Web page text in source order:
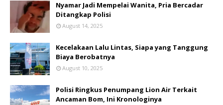
Nyamar Jadi Mempelai Wanita, Pria Bercadar
Ditangkap Polisi
August 14, 2025
Kecelakaan Lalu Lintas, Siapa yang Tanggung
Biaya Berobatnya
August 10, 2025
Polisi Ringkus Penumpang Lion Air Terkait
Ancaman Bom, Ini Kronologinya